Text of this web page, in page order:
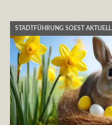
STADTFÜHRUNG SOEST AKTUELL